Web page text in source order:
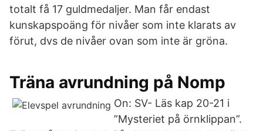
totalt få 17 guldmedaljer. Man får endast
kunskapspoäng för nivåer som inte klarats av
förut, dvs de nivåer ovan som inte är gröna.
Träna avrundning på Nomp
On: SV- Läs kap 20-21 i
”Mysteriet på örnklippan”.